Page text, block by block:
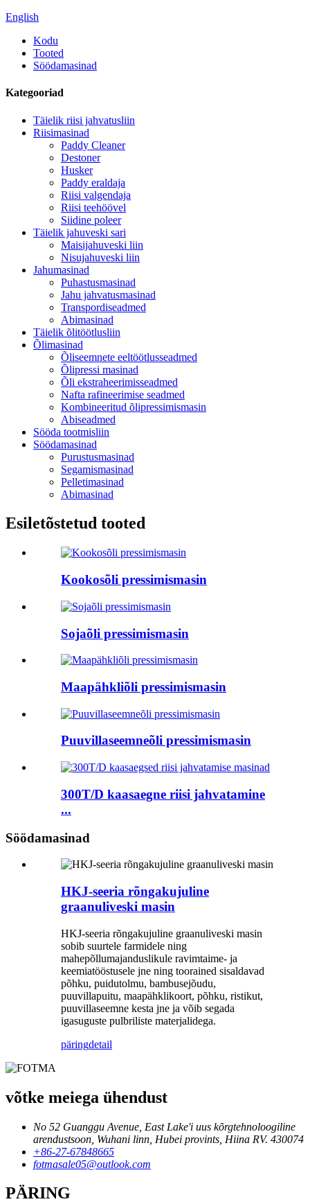
English
Kodu
Tooted
Söödamasinad
Kategooriad
Täielik riisi jahvatusliin
Riisimasinad
Paddy Cleaner
Destoner
Husker
Paddy eraldaja
Riisi valgendaja
Riisi teehöövel
Siidine poleer
Täielik jahuveski sari
Maisijahuveski liin
Nisujahuveski liin
Jahumasinad
Puhastusmasinad
Jahu jahvatusmasinad
Transpordiseadmed
Abimasinad
Täielik õlitöötlusliin
Õlimasinad
Õliseemnete eeltöötlusseadmed
Õlipressi masinad
Õli ekstraheerimisseadmed
Nafta rafineerimise seadmed
Kombineeritud õlipressimismasin
Abiseadmed
Sööda tootmisliin
Söödamasinad
Purustusmasinad
Segamismasinad
Pelletimasinad
Abimasinad
Esiletõstetud tooted
Kookosõli pressimismasin
Sojaõli pressimismasin
Maapähkliõli pressimismasin
Puuvillaseemneõli pressimismasin
300T/D kaasaegne riisi jahvatamine
...
Söödamasinad
HKJ-seeria rõngakujuline
graanuliveski masin
HKJ-seeria rõngakujuline graanuliveski masin
sobib suurtele farmidele ning
mahepõllumajanduslikule ravimtaime- ja
keemiatööstusele jne ning toorained sisaldavad
põhku, puidutolmu, bambusejõudu,
puuvillapuitu, maapähklikoort, põhku, ristikut,
puuvillaseemne kesta jne ja võib segada
igasuguste pulbriliste materjalidega.
päringdetail
võtke meiega ühendust
No 52 Guanggu Avenue, East Lake'i uus kõrgtehnoloogiline
arendustsoon, Wuhani linn, Hubei provints, Hiina RV. 430074
+86-27-67848665
fotmasale05@outlook.com
PÄRING